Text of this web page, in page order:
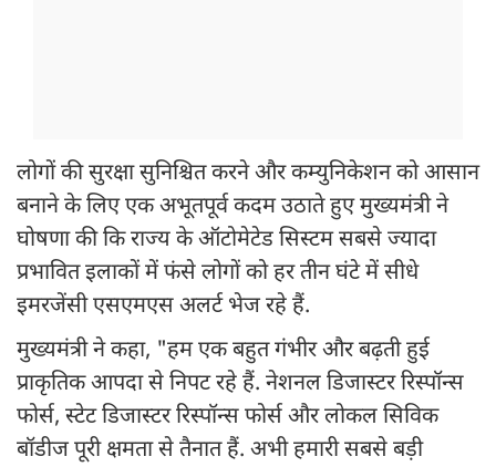
लोगों की सुरक्षा सुनिश्चित करने और कम्युनिकेशन को आसान
बनाने के लिए एक अभूतपूर्व कदम उठाते हुए मुख्यमंत्री ने
घोषणा की कि राज्य के ऑटोमेटेड सिस्टम सबसे ज्यादा
प्रभावित इलाकों में फंसे लोगों को हर तीन घंटे में सीधे
इमरजेंसी एसएमएस अलर्ट भेज रहे हैं.
मुख्यमंत्री ने कहा, "हम एक बहुत गंभीर और बढ़ती हुई
प्राकृतिक आपदा से निपट रहे हैं. नेशनल डिजास्टर रिस्पॉन्स
फोर्स, स्टेट डिजास्टर रिस्पॉन्स फोर्स और लोकल सिविक
बॉडीज पूरी क्षमता से तैनात हैं. अभी हमारी सबसे बड़ी